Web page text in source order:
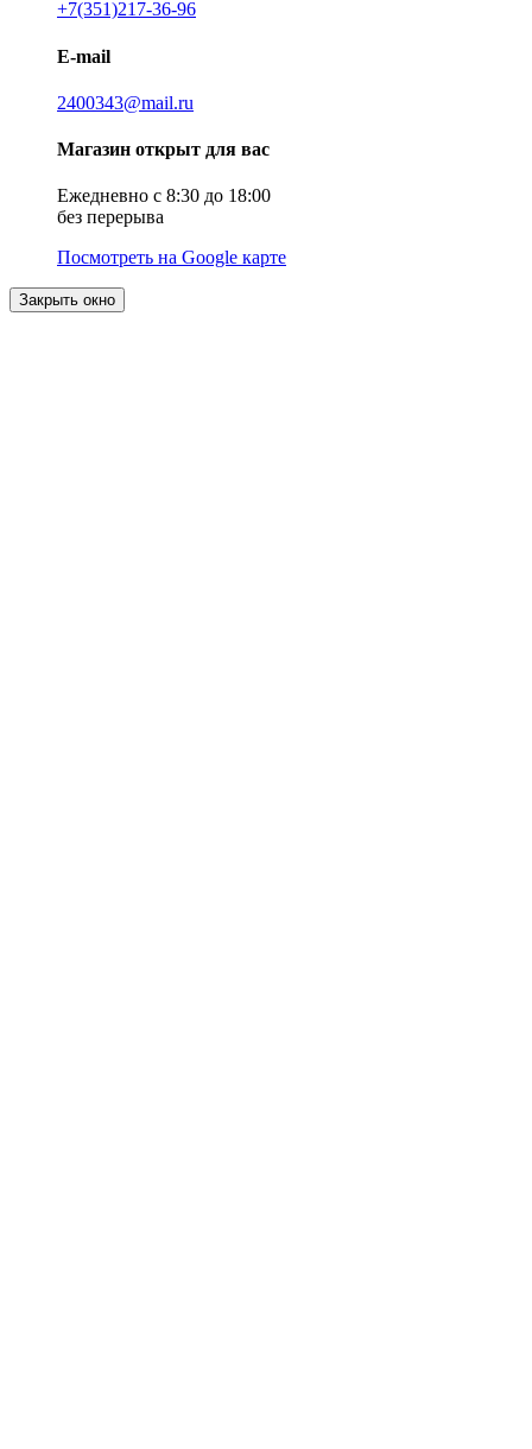
+7(351)217-36-96
E-mail
2400343@mail.ru
Магазин открыт для вас
Ежедневно с 8:30 до 18:00
без перерыва
Посмотреть на Google карте
Закрыть окно